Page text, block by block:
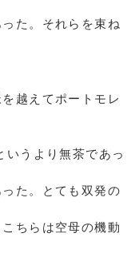
た。それらを束ね
越えてポートモレ
うより無茶であっ
た。とても双発の
ちらは空母の機動